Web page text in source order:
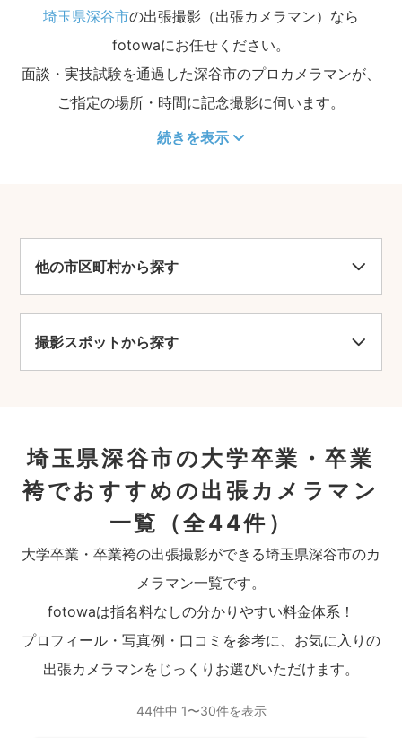
埼玉県深谷市の出張撮影（出張カメラマン）なら
fotowaにお任せください。
面談・実技試験を通過した深谷市のプロカメラマンが、
ご指定の場所・時間に記念撮影に伺います。
続きを表示
他の市区町村から探す
撮影スポットから探す
埼玉県深谷市の大学卒業・卒業
袴でおすすめの出張カメラマン
一覧
（全44件）
大学卒業・卒業袴の出張撮影ができる埼玉県深谷市のカ
メラマン一覧です。
fotowaは指名料なしの分かりやすい料金体系！
プロフィール・写真例・口コミを参考に、お気に入りの
出張カメラマンをじっくりお選びいただけます。
44件中 1〜30件を表示